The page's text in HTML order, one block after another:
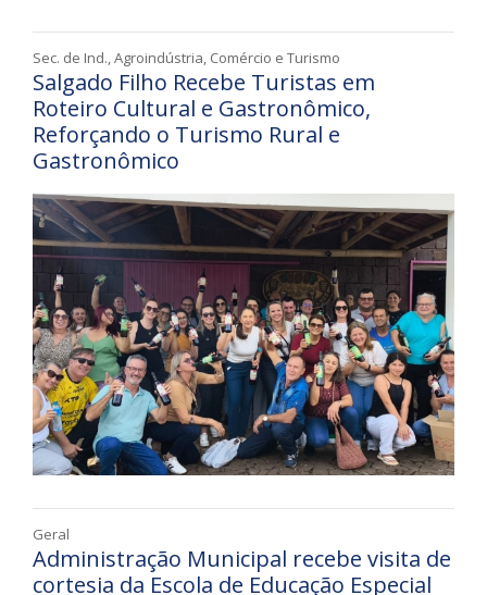
Sec. de Ind., Agroindústria, Comércio e Turismo
Salgado Filho Recebe Turistas em
Roteiro Cultural e Gastronômico,
Reforçando o Turismo Rural e
Gastronômico
Geral
Administração Municipal recebe visita de
cortesia da Escola de Educação Especial